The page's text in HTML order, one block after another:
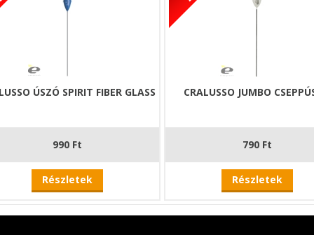
ÚSZÓ SPIRIT FIBER GLASS
990 Ft
Részletek
CRALUSSO JUMBO
790 Ft
Részletek